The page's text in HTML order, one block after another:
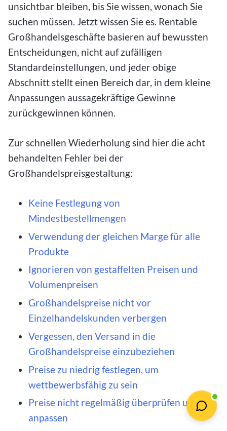
unsichtbar bleiben, bis Sie wissen, wonach Sie
suchen müssen. Jetzt wissen Sie es. Rentable
Großhandelsgeschäfte basieren auf bewussten
Entscheidungen, nicht auf zufälligen
Standardeinstellungen, und jeder obige
Abschnitt stellt einen Bereich dar, in dem kleine
Anpassungen aussagekräftige Gewinne
zurückgewinnen können.
Zur schnellen Wiederholung sind hier die acht
behandelten Fehler bei der
Großhandelspreisgestaltung:
Keine Festlegung von
Mindestbestellmengen
Verwendung der gleichen Marge für alle
Produkte
Ignorieren von gestaffelten Preisen und
Volumenpreisen
Großhandelspreise nicht vor
Einzelhandelskunden verbergen
Vergessen, den Versand in die
Großhandelspreise einzubeziehen
Preise zu niedrig festlegen, um
wettbewerbsfähig zu sein
Preise nicht regelmäßig überprüfen und
anpassen